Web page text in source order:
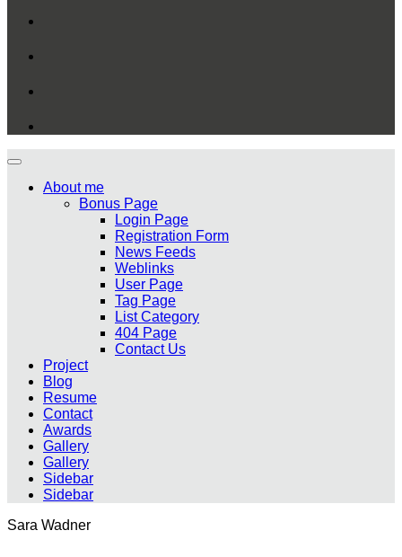
About me
Bonus Page
Login Page
Registration Form
News Feeds
Weblinks
User Page
Tag Page
List Category
404 Page
Contact Us
Project
Blog
Resume
Contact
Awards
Gallery
Gallery
Sidebar
Sidebar
Sara Wadner